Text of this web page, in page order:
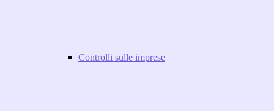
Controlli sulle imprese